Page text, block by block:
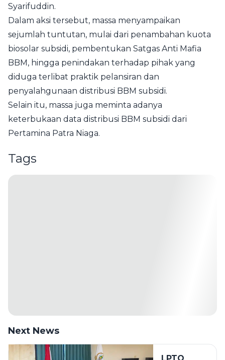
Syarifuddin.
Dalam aksi tersebut, massa menyampaikan
sejumlah tuntutan, mulai dari penambahan kuota
biosolar subsidi, pembentukan Satgas Anti Mafia
BBM, hingga penindakan terhadap pihak yang
diduga terlibat praktik pelansiran dan
penyalahgunaan distribusi BBM subsidi.
Selain itu, massa juga meminta adanya
keterbukaan data distribusi BBM subsidi dari
Pertamina Patra Niaga.
Tags
Next News